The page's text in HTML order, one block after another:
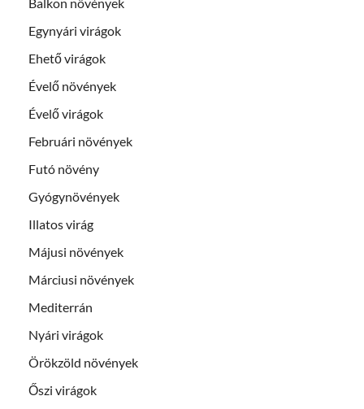
Egynyári virágok
Ehető virágok
Évelő növények
Évelő virágok
Februári növények
Futó növény
Gyógynövények
Illatos virág
Májusi növények
Márciusi növények
Mediterrán
Nyári virágok
Örökzöld növények
Őszi virágok